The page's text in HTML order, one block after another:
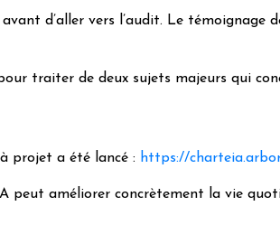
d’aller vers l’audit. Le témoignage
traiter de deux sujets majeurs qui
projet a été lancé : https://
améliorer concrètement la vie